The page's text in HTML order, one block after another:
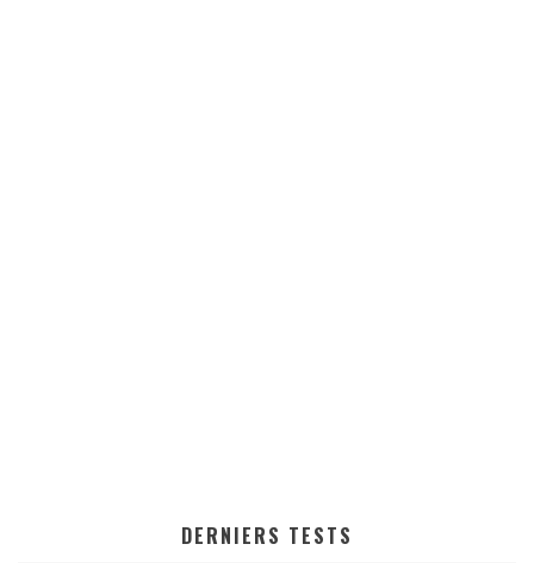
DERNIERS TESTS